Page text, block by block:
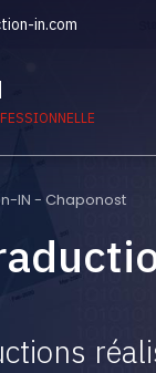
in.com
IN - Chaponost